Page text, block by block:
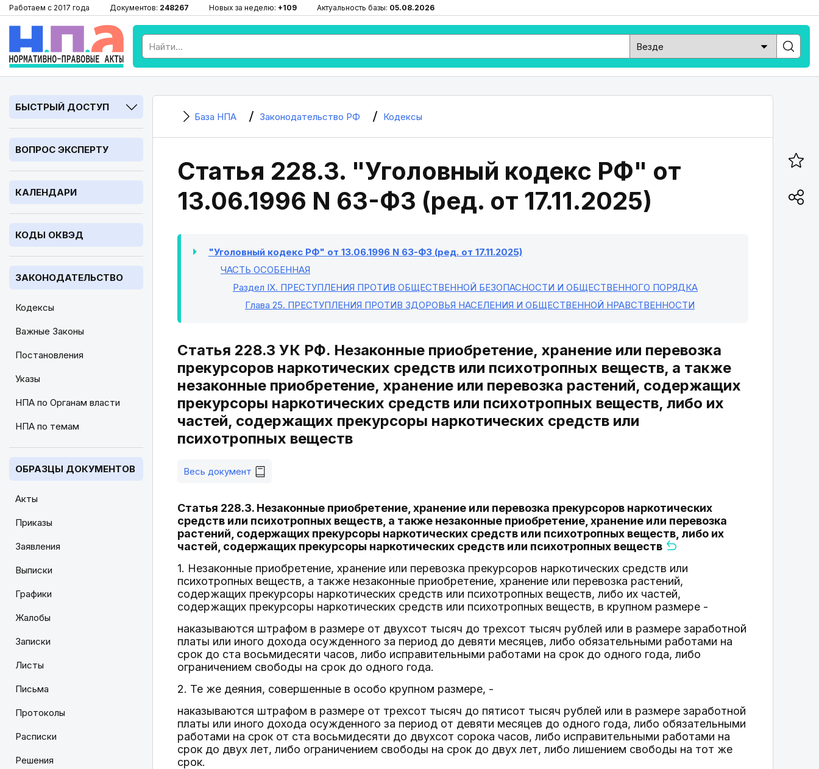
Работаем с 2017 года Документов: 248267 Новых за неделю: +109 Актуальность базы: 05.08.2026
БЫСТРЫЙ ДОСТУП
ВОПРОС ЭКСПЕРТУ
КАЛЕНДАРИ
КОДЫ ОКВЭД
ЗАКОНОДАТЕЛЬСТВО
Кодексы
Важные Законы
Постановления
Указы
НПА по Органам власти
НПА по темам
ОБРАЗЦЫ ДОКУМЕНТОВ
Акты
Приказы
Заявления
Выписки
Графики
Жалобы
Записки
Листы
Письма
Протоколы
Расписки
Решения
База НПА Законодательство РФ Кодексы
Статья 228.3. "Уголовный кодекс РФ" от
13.06.1996 N 63-ФЗ (ред. от 17.11.2025)
"Уголовный кодекс РФ" от 13.06.1996 N 63-ФЗ (ред. от 17.11.2025)
ЧАСТЬ ОСОБЕННАЯ
Раздел IX. ПРЕСТУПЛЕНИЯ ПРОТИВ ОБЩЕСТВЕННОЙ БЕЗОПАСНОСТИ И ОБЩЕСТВЕННОГО ПОРЯДКА
Глава 25. ПРЕСТУПЛЕНИЯ ПРОТИВ ЗДОРОВЬЯ НАСЕЛЕНИЯ И ОБЩЕСТВЕННОЙ НРАВСТВЕННОСТИ
Статья 228.3 УК РФ. Незаконные приобретение, хранение или перевозка
прекурсоров наркотических средств или психотропных веществ, а также
незаконные приобретение, хранение или перевозка растений, содержащих
прекурсоры наркотических средств или психотропных веществ, либо их
частей, содержащих прекурсоры наркотических средств или
психотропных веществ
Весь документ
Статья 228.3. Незаконные приобретение, хранение или перевозка прекурсоров наркотических
средств или психотропных веществ, а также незаконные приобретение, хранение или перевозка
растений, содержащих прекурсоры наркотических средств или психотропных веществ, либо их
частей, содержащих прекурсоры наркотических средств или психотропных веществ
1. Незаконные приобретение, хранение или перевозка прекурсоров наркотических средств или
психотропных веществ, а также незаконные приобретение, хранение или перевозка растений,
содержащих прекурсоры наркотических средств или психотропных веществ, либо их частей,
содержащих прекурсоры наркотических средств или психотропных веществ, в крупном размере -
наказываются штрафом в размере от двухсот тысяч до трехсот тысяч рублей или в размере заработной
платы или иного дохода осужденного за период до девяти месяцев, либо обязательными работами на
срок до ста восьмидесяти часов, либо исправительными работами на срок до одного года, либо
ограничением свободы на срок до одного года.
2. Те же деяния, совершенные в особо крупном размере, -
наказываются штрафом в размере от трехсот тысяч до пятисот тысяч рублей или в размере заработной
платы или иного дохода осужденного за период от девяти месяцев до одного года, либо обязательными
работами на срок от ста восьмидесяти до двухсот сорока часов, либо исправительными работами на
срок до двух лет, либо ограничением свободы на срок до двух лет, либо лишением свободы на тот же
срок.